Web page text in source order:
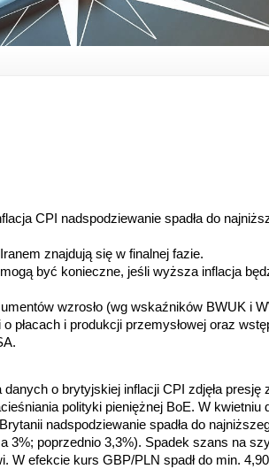
CPI nadspodziewanie spadła do
znajdują się w finalnej fazie.
być konieczne, jeśli wyższa inflacja
wzrosło (wg wskaźników BWUK i
płacach i produkcji przemysłowej oraz
o brytyjskiej inflacji CPI zdjęła presję
polityki pieniężnej BoE. W kwietniu
nadspodziewanie spadła do
3%; poprzednio 3,3%). Spadek szans na
W efekcie kurs GBP/PLN spadł do min.